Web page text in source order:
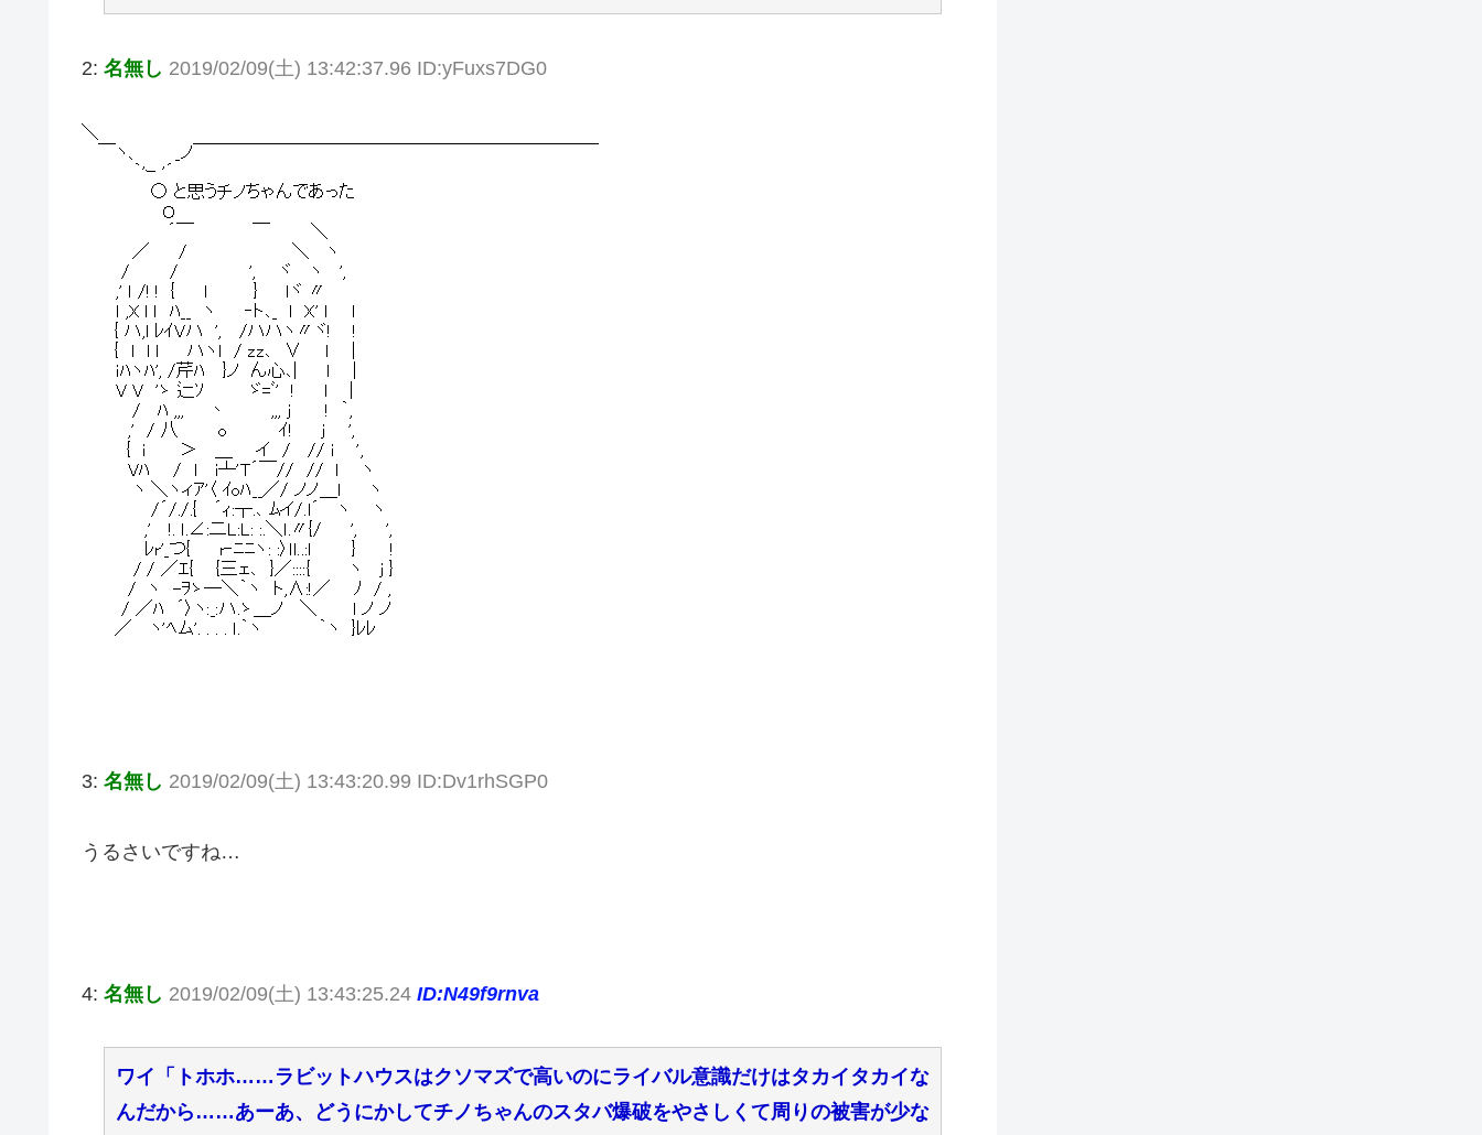
2: 名無し 2019/02/09(土) 13:42:37.96 ID:yFuxs7DG0
3: 名無し 2019/02/09(土) 13:43:20.99 ID:Dv1rhSGP0
うるさいですね…
4: 名無し 2019/02/09(土) 13:43:25.24 ID:N49f9rnva
ワイ「トホホ……ラビットハウスはクソマズで高いのにライバル意識だけはタカイタカイな
んだから……あーあ、どうにかしてチノちゃんのスタバ爆破をやさしくて周りの被害が少な